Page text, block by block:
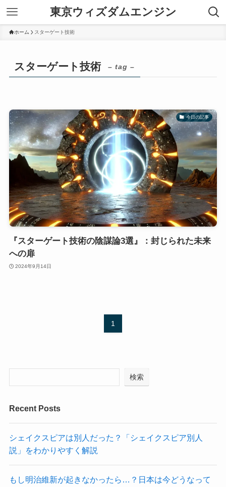
東京ウィズダムエンジン
ホーム スターゲート技術
スターゲート技術 – tag –
今日の記事
『スターゲート技術の陰謀論3選』：封じられた未来
への扉
2024年9月14日
1
検索
Recent Posts
シェイクスピアは別人だった？「シェイクスピア別人
説」をわかりやすく解説
もし明治維新が起きなかったら…？日本は今どうなって